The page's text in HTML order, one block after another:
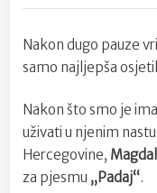
Nakon dugo pauze
samo najljepša
Nakon što smo je
uživati u njenim
Hercegovine,
za pjesmu „Padaj“.